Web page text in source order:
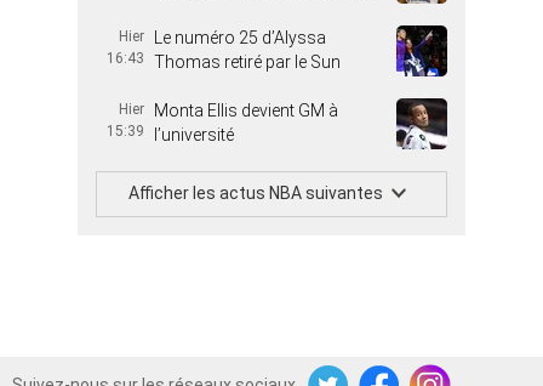
Hier
16:43
Le numéro 25 d’Alyssa
Thomas retiré par le Sun
Hier
15:39
Monta Ellis devient GM à
l’université
Afficher les actus NBA suivantes